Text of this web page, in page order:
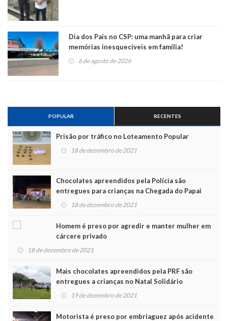
Dia dos Pais no CSP: uma manhã para criar
memórias inesquecíveis em família!
6 de agosto de 2026
POPULAR RECENTES
Prisão por tráfico no Loteamento Popular
18 de dezembro de 2021
Chocolates apreendidos pela Polícia são
entregues para crianças na Chegada do Papai
Noel
18 de dezembro de 2021
Homem é preso por agredir e manter mulher em
cárcere privado
18 de dezembro de 2021
Mais chocolates apreendidos pela PRF são
entregues a crianças no Natal Solidário
19 de dezembro de 2021
Motorista é preso por embriaguez após acidente